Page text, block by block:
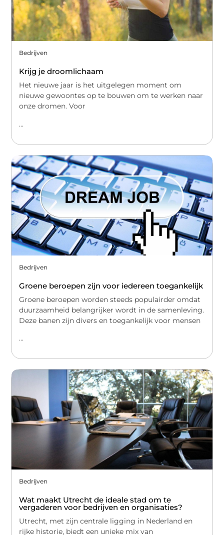
Bedrijven
Krijg je droomlichaam
Het nieuwe jaar is het uitgelegen moment om
nieuwe gewoontes op te bouwen om te werken naar
onze dromen. Voor
...
Bedrijven
Groene beroepen zijn voor iedereen toegankelijk
Groene beroepen worden steeds populairder omdat
duurzaamheid belangrijker wordt in de samenleving.
Deze banen zijn divers en toegankelijk voor mensen
...
Bedrijven
Wat maakt Utrecht de ideale stad om te
vergaderen voor bedrijven en organisaties?
Utrecht, met zijn centrale ligging in Nederland en
rijke historie, biedt een unieke mix van